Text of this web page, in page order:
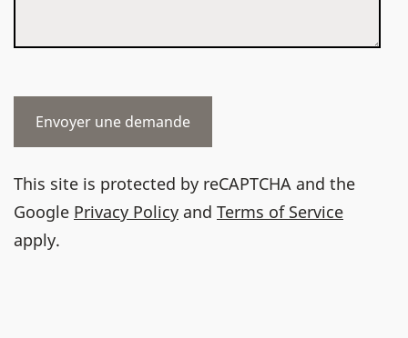
This site is protected by reCAPTCHA and the
Google Privacy Policy and Terms of Service
apply.